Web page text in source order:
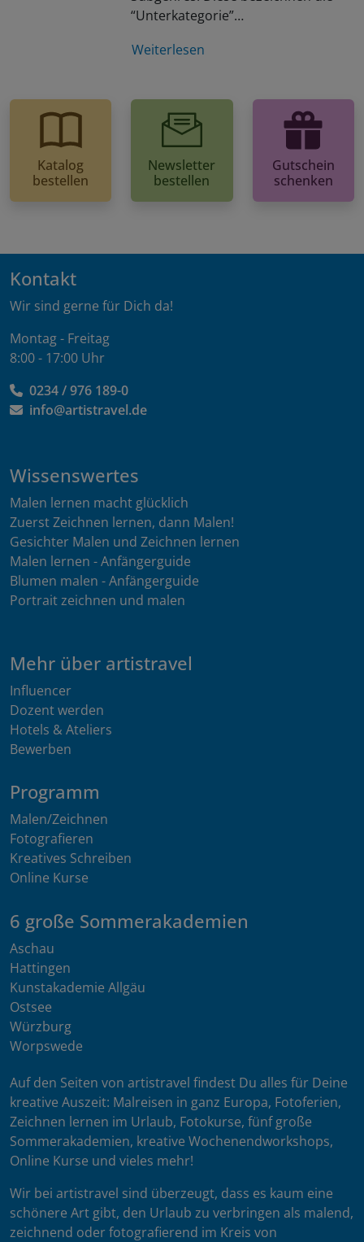
“Unterkategorie”…
Weiterlesen
Katalog
bestellen
Newsletter
bestellen
Gutschein
schenken
Kontakt
Wir sind gerne für Dich da!
Montag - Freitag
8:00 - 17:00 Uhr
0234 / 976 189-0
info@artistravel.de
Wissenswertes
Malen lernen macht glücklich
Zuerst Zeichnen lernen, dann Malen!
Gesichter Malen und Zeichnen lernen
Malen lernen - Anfängerguide
Blumen malen - Anfängerguide
Portrait zeichnen und malen
Mehr über artistravel
Influencer
Dozent werden
Hotels & Ateliers
Bewerben
Programm
Malen/Zeichnen
Fotografieren
Kreatives Schreiben
Online Kurse
6 große Sommerakademien
Aschau
Hattingen
Kunstakademie Allgäu
Ostsee
Würzburg
Worpswede
Auf den Seiten von artistravel findest Du alles für Deine
kreative Auszeit: Malreisen in ganz Europa, Fotoferien,
Zeichnen lernen im Urlaub, Fotokurse, fünf große
Sommerakademien, kreative Wochenendworkshops,
Online Kurse und vieles mehr!
Wir bei artistravel sind überzeugt, dass es kaum eine
schönere Art gibt, den Urlaub zu verbringen als malend,
zeichnend oder fotografierend im Kreis von